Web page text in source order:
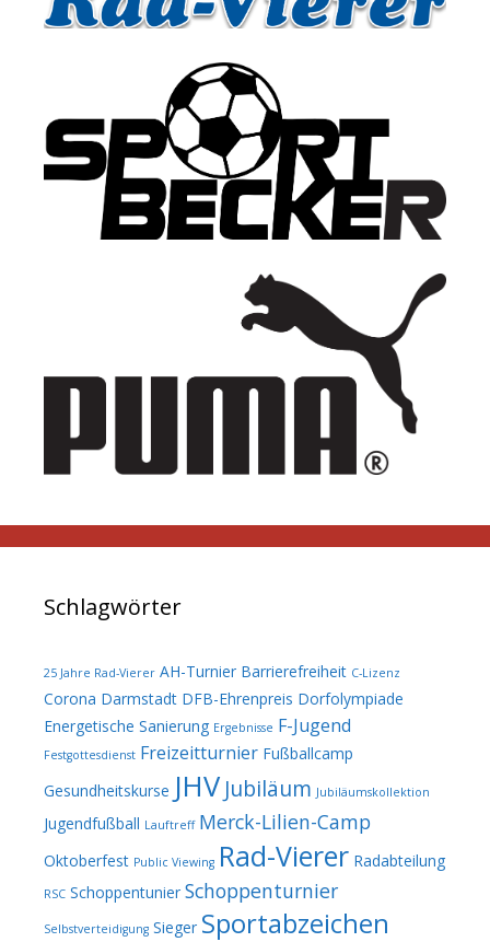
Schlagwörter
25 Jahre Rad-Vierer AH-Turnier Barrierefreiheit C-Lizenz
Corona Darmstadt DFB-Ehrenpreis Dorfolympiade
Energetische Sanierung Ergebnisse F-Jugend
Festgottesdienst Freizeitturnier Fußballcamp
Gesundheitskurse JHV Jubiläum Jubiläumskollektion
Jugendfußball Lauftreff Merck-Lilien-Camp
Oktoberfest Public Viewing Rad-Vierer Radabteilung
RSC Schoppentunier Schoppenturnier
Selbstverteidigung Sieger Sportabzeichen